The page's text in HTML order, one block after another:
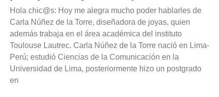
Hola chic@s: Hoy me alegra mucho poder hablarles de
Carla Núñez de la Torre, diseñadora de joyas, quien
además trabaja en el área académica del instituto
Toulouse Lautrec. Carla Núñez de la Torre nació en Lima-
Perú; estudió Ciencias de la Comunicación en la
Universidad de Lima, posteriormente hizo un postgrado
en